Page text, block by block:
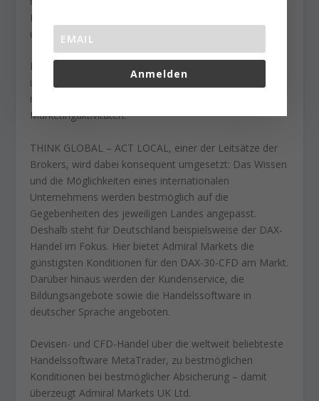
Deutschland herrscht zusätzliche Bafin-Registrierung
und Regulierung.
Der Kundenservice betreut von Berlin aus seine Kunden
umfassend mit Support für die Handelssoftware,
mehreren Live-Webinaren pro Woche, Schulungen und
Marketingaktivitäten.
THINK GLOBAL – ACT LOCAL, einer der Leitsätze der
Brokers, wird dabei konsequent umgesetzt: Das Wissen
und die Möglichkeiten eines internationalen
Unternehmens werden bestmöglich auf die
Gegebenheiten des jeweiligen Landes angepasst.
Deshalb steht für Deutschland beispielsweise der DAX-
Handel im Fokus. Hier bietet Admiral Markets die
günstigsten Konditionen für den DAX-30-CFD am Markt.
Darüber hinaus werden der Kundenservice, die
Bildungsangebote sowie die Handelssoftware in
deutscher Sprache angeboten.
Devisen- und CFD-Handel über die weltweit beliebteste
Handelssoftware MetaTrader, zu bestmöglichen
Konditionen bei bestmöglicher Absicherung – damit
überzeugt Admiral Markets UK Ltd.
Anmelden